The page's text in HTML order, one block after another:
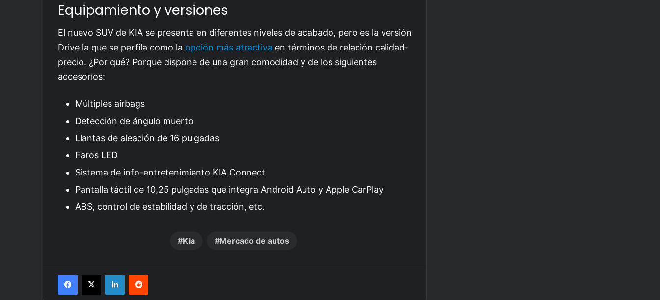
Equipamiento y versiones
El nuevo SUV de KIA se presenta en diferentes niveles de acabado, pero es la versión
Drive la que se perfila como la opción más atractiva en términos de relación calidad-
precio. ¿Por qué? Porque dispone de una gran comodidad y de los siguientes
accesorios:
Múltiples airbags
Detección de ángulo muerto
Llantas de aleación de 16 pulgadas
Faros LED
Sistema de info-entretenimiento KIA Connect
Pantalla táctil de 10,25 pulgadas que integra Android Auto y Apple CarPlay
ABS, control de estabilidad y de tracción, etc.
Kia Mercado de autos